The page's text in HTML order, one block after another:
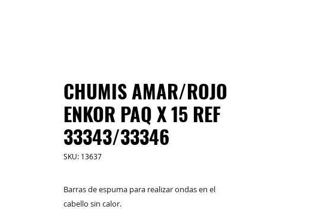
CHUMIS AMAR/ROJO
ENKOR PAQ X 15 REF
33343/33346
SKU: 13637
Barras de espuma para realizar ondas en el
cabello sin calor.